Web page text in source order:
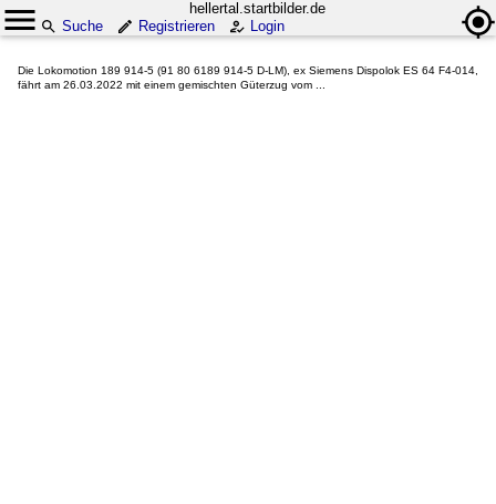
hellertal.startbilder.de
Suche
Registrieren Login
Die Lokomotion 189 914-5 (91 80 6189 914-5 D-LM), ex Siemens Dispolok ES 64 F4-014,
fährt am 26.03.2022 mit einem gemischten Güterzug vom ...